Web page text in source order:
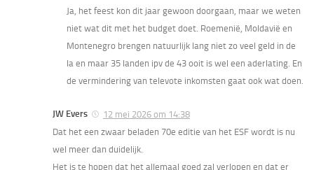
Ja, het feest kon dit jaar gewoon doorgaan, maar we weten
niet wat dit met het budget doet. Roemenië, Moldavië en
Montenegro brengen natuurlijk lang niet zo veel geld in de
la en maar 35 landen ipv de 43 ooit is wel een aderlating. En
de vermindering van televote inkomsten gaat ook wat doen.
JW Evers
12 mei 2026 om 14:38
Dat het een zwaar beladen 70e editie van het ESF wordt is nu
wel meer dan duidelijk.
Het is te hopen dat het allemaal goed zal verlopen en dat er